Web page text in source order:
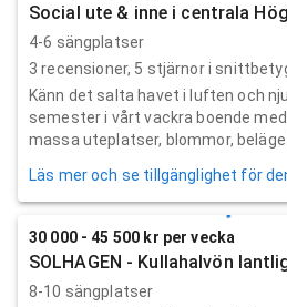
Social ute & inne i centrala
4-6 sängplatser
3 recensioner, 5 stjärnor i
Känn det salta havet i luften och
semester i vårt vackra boende
massa uteplatser, blommor,
Läs mer och se tillgänglighet för
30 000 - 45 500 kr per vecka
SOLHAGEN - Kullahalvön
8-10 sängplatser